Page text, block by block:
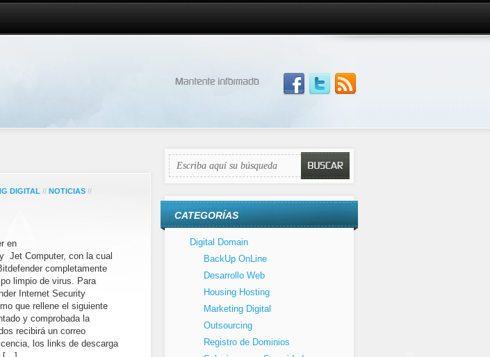
DIGITAL // NOTICIAS //
en
Jet Computer, con la cual
completamente
limpio de virus. Para
Internet Security
que rellene el siguiente
y comprobada la
recibirá un correo
los links de descarga
CATEGORÍAS
Digital Domain
BackUp OnLine
Desarrollo Web
Housing Hosting
Marketing Digital
Outsourcing
Registro de Dominios